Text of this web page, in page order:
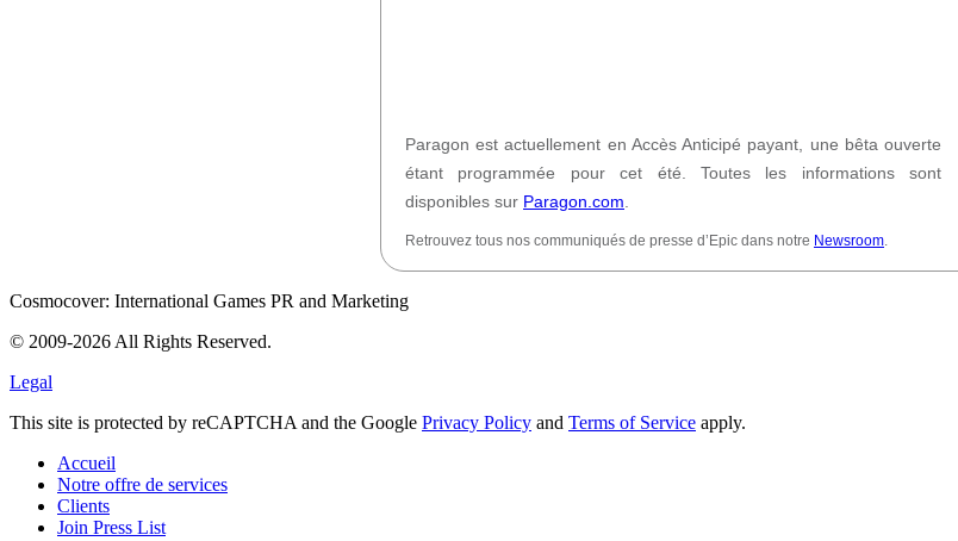
Paragon est actuellement en Accès Anticipé payant, une bêta ouverte
étant programmée pour cet été. Toutes les informations sont
disponibles sur Paragon.com
Retrouvez tous nos communiqués de presse d’Epic dans notre Newsroom.
Cosmocover: International Games PR and Marketing
© 2009-2026 All Rights Reserved.
Legal
This site is protected by reCAPTCHA and the Google Privacy Policy and Terms of Service apply.
Accueil
Notre offre de services
Clients
Join Press List